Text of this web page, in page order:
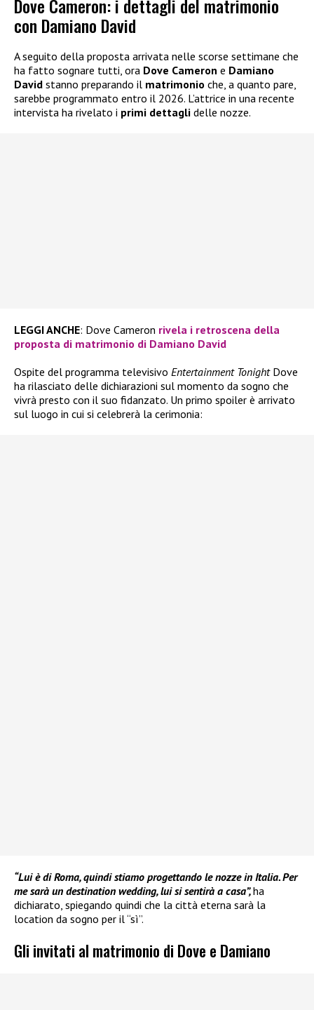
Dove Cameron: i dettagli del matrimonio
con Damiano David
A seguito della proposta arrivata nelle scorse settimane che
ha fatto sognare tutti, ora Dove Cameron e Damiano
David stanno preparando il matrimonio che, a quanto pare,
sarebbe programmato entro il 2026. L’attrice in una recente
intervista ha rivelato i primi dettagli delle nozze.
LEGGI ANCHE: Dove Cameron rivela i retroscena della
proposta di matrimonio di Damiano David
Ospite del programma televisivo Entertainment Tonight Dove
ha rilasciato delle dichiarazioni sul momento da sogno che
vivrà presto con il suo fidanzato. Un primo spoiler è arrivato
sul luogo in cui si celebrerà la cerimonia:
“Lui è di Roma, quindi stiamo progettando le nozze in Italia. Per
me sarà un destination wedding, lui si sentirà a casa”,ha
dichiarato, spiegando quindi che la città eterna sarà la
location da sogno per il “sì”.
Gli invitati al matrimonio di Dove e Damiano